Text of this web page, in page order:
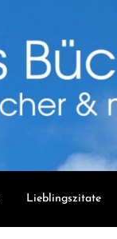
Lieblingszitate